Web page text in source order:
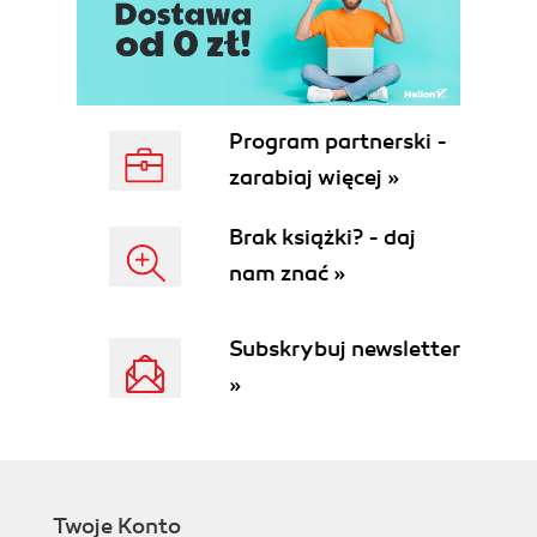
Rozdział 4. Połączenie z bazą danych (51)
DBase (55)
Sterowniki JDBC (56)
Podsumowanie (59)
Rozdział 5. SQL Server 2000 (61)
Instalacja pakietu (64)
Najważniejsze narzędzia pakietu (70)
Przygotowanie projektu bazy (81)
Program partnerski -
zarabiaj więcej »
Brak książki? - daj
nam znać »
Subskrybuj newsletter
»
Twoje Konto